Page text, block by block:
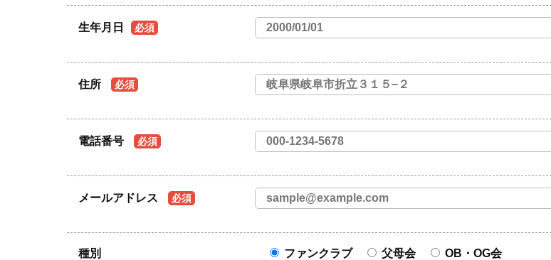
生年月日 必須
住所 必須
電話番号 必須
メールアドレス 必須
種別 ファンクラブ 父母会 OB・OG会